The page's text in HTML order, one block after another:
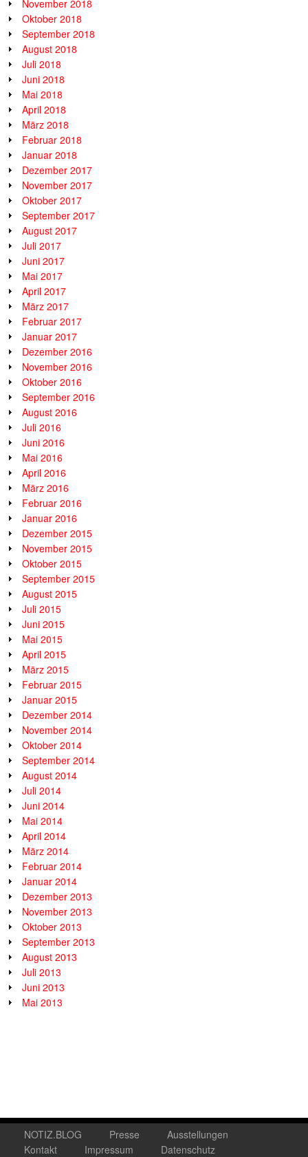
November 2018
Oktober 2018
September 2018
August 2018
Juli 2018
Juni 2018
Mai 2018
April 2018
März 2018
Februar 2018
Januar 2018
Dezember 2017
November 2017
Oktober 2017
September 2017
August 2017
Juli 2017
Juni 2017
Mai 2017
April 2017
März 2017
Februar 2017
Januar 2017
Dezember 2016
November 2016
Oktober 2016
September 2016
August 2016
Juli 2016
Juni 2016
Mai 2016
April 2016
März 2016
Februar 2016
Januar 2016
Dezember 2015
November 2015
Oktober 2015
September 2015
August 2015
Juli 2015
Juni 2015
Mai 2015
April 2015
März 2015
Februar 2015
Januar 2015
Dezember 2014
November 2014
Oktober 2014
September 2014
August 2014
Juli 2014
Juni 2014
Mai 2014
April 2014
März 2014
Februar 2014
Januar 2014
Dezember 2013
November 2013
Oktober 2013
September 2013
August 2013
Juli 2013
Juni 2013
Mai 2013
NOTIZ.BLOG Presse
Ausstellungen
Kontakt
Impressum Datenschutz